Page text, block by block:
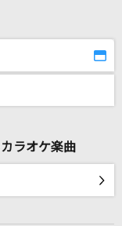
ラオケ楽曲